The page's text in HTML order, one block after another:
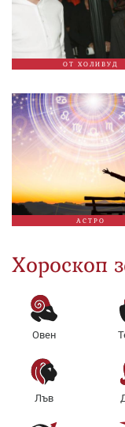
ОТ ХОЛИВУД
АСТРО
Хороскоп
Овен
Лъв